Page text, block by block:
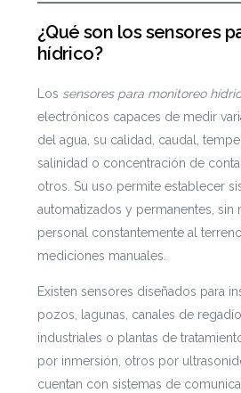
¿Qué son los sensores
hídrico?
Los sensores para monitoreo
electrónicos capaces de medir
del agua, su calidad, caudal,
salinidad o concentración de
otros. Su uso permite establecer
automatizados y permanentes, sin
personal constantemente al
mediciones manuales.
Existen sensores diseñados para
pozos, lagunas, canales de
industriales o plantas de
por inmersión, otros por
cuentan con sistemas de